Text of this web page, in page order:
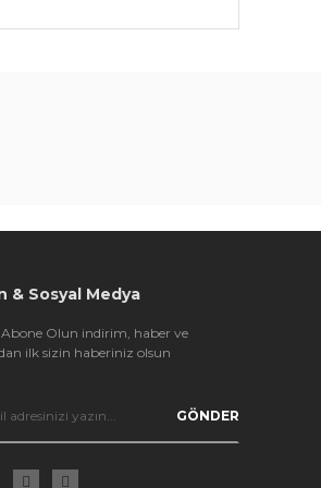
& Sosyal Medya
Olun indirim, haber ve
ilk sizin haberiniz olsun
GÖNDER